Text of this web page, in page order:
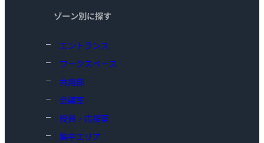
ゾーン別に探す
エントランス
ワークスペース
共用部
会議室
役員・応接室
集中エリア